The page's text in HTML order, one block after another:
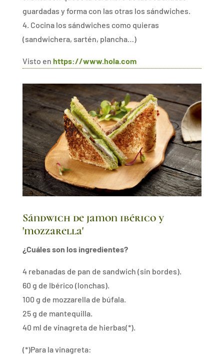
guardadas y forma con las otras los sándwiches.
4. Cocina los sándwiches como quieras
(sandwichera, sartén, plancha…)
Visto en https://www.hola.com
Sándwich de jamon ibérico y
'mozzarella'
¿Cuáles son los ingredientes?
4 rebanadas de pan de sandwich (sin bordes).
60 g de Ibérico (lonchas).
100 g de mozzarella de búfala.
25 g de mantequilla.
40 ml de vinagreta de hierbas(*).
(*)Para la vinagreta: